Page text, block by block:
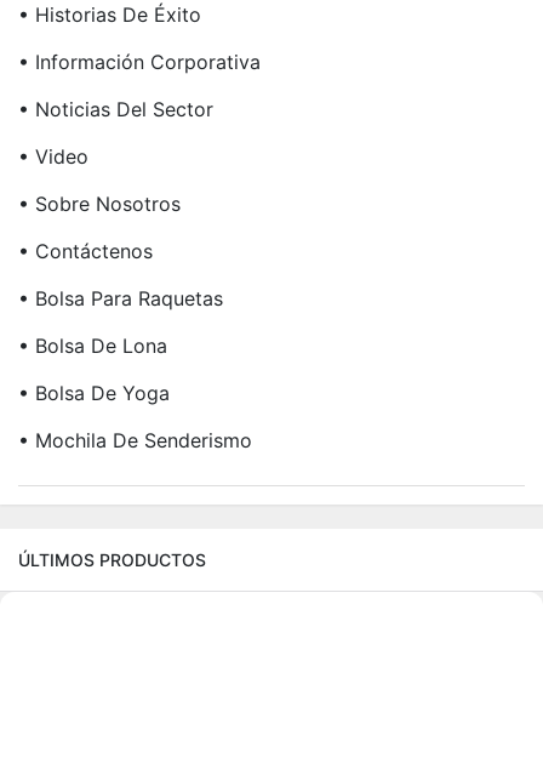
• Historias De Éxito
• Información Corporativa
• Noticias Del Sector
• Video
• Sobre Nosotros
• Contáctenos
• Bolsa Para Raquetas
• Bolsa De Lona
• Bolsa De Yoga
• Mochila De Senderismo
ÚLTIMOS PRODUCTOS